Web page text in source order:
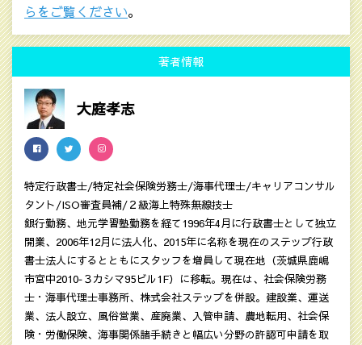
らをご覧ください。
著者情報
大庭孝志
特定行政書士/特定社会保険労務士/海事代理士/キャリアコンサル
タント/ISO審査員補/２級海上特殊無線技士
銀行勤務、地元学習塾勤務を経て1996年4月に行政書士として独立
開業、2006年12月に法人化、2015年に名称を現在のステップ行政
書士法人にするとともにスタッフを増員して現在地（茨城県鹿嶋
市宮中2010‐３カシマ95ビル1F）に移転。現在は、社会保険労務
士・海事代理士事務所、株式会社ステップを併設。建設業、運送
業、法人設立、風俗営業、産廃業、入管申請、農地転用、社会保
険・労働保険、海事関係諸手続きと幅広い分野の許認可申請を取